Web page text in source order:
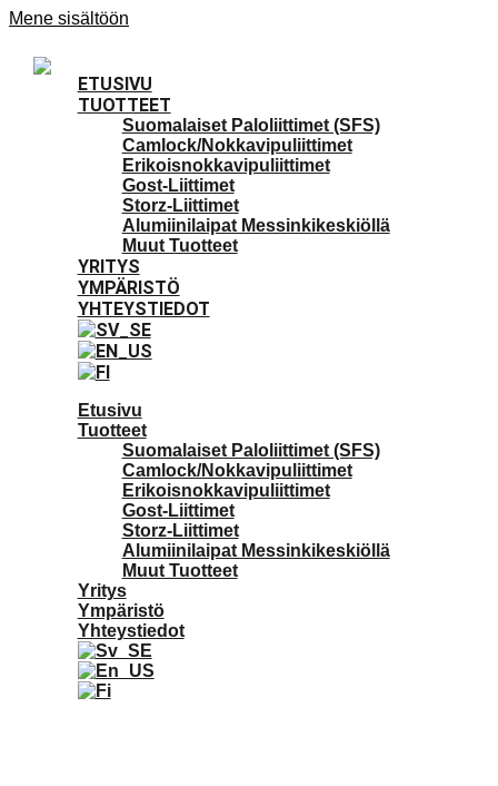
Mene sisältöön
ETUSIVU
TUOTTEET
Suomalaiset Paloliittimet (SFS)
Camlock/Nokkavipuliittimet
Erikoisnokkavipuliittimet
Gost-Liittimet
Storz-Liittimet
Alumiinilaipat Messinkikeskiöllä
Muut Tuotteet
YRITYS
YMPÄRISTÖ
YHTEYSTIEDOT
Etusivu
Tuotteet
Suomalaiset Paloliittimet (SFS)
Camlock/Nokkavipuliittimet
Erikoisnokkavipuliittimet
Gost-Liittimet
Storz-Liittimet
Alumiinilaipat Messinkikeskiöllä
Muut Tuotteet
Yritys
Ympäristö
Yhteystiedot